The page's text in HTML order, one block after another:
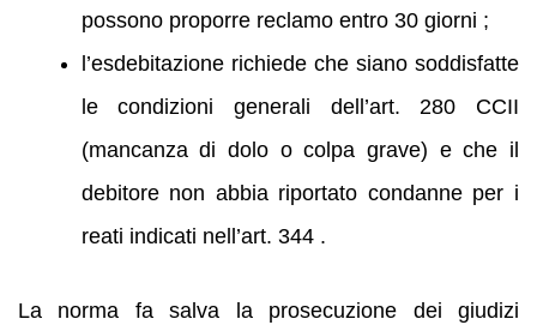
possono proporre reclamo entro 30 giorni ;
l’esdebitazione richiede che siano soddisfatte
le condizioni generali dell’art. 280 CCII
(mancanza di dolo o colpa grave) e che il
debitore non abbia riportato condanne per i
reati indicati nell’art. 344 .
La norma fa salva la prosecuzione dei giudizi